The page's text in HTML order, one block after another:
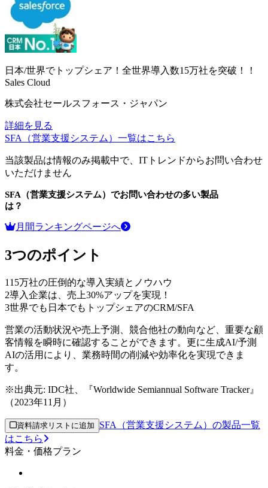
日本/世界でトップシェア！全世界導入数15万社を突破！！
Sales Cloud
株式会社セールスフォース・ジャパン
詳細を見る
SFA（営業支援システム） 一覧はこちら
当該製品は情報のみ掲載中で、ITトレンドからお問い合わせ
いただけません
SFA（営業支援システム） でお問い合わせの多い製品
は？
月間ランキングページへ
3つのポイント
1 15万社の圧倒的な導入実績とノウハウ
2導入企業は、売上30%アップを実現！
3世界でも日本でもトップシェアのCRM/SFA
営業の活動状況や売上予測、競合他社の動向など、重要な顧
客情報を瞬時に確認することができます。更に生成AI/予測
AIの活用により、業務時間の削減や効率化を実現できま
す。
※出典元: IDC社、『Worldwide Semiannual Software Tracker』
（2023年11月）
資料請求リストに追加
SFA（営業支援システム）の製品一覧
はこちら
料金・価格プラン